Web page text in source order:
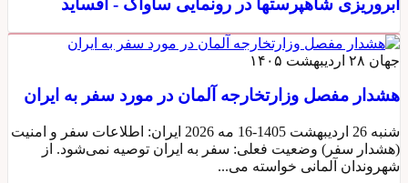
آبروریزی شاهپرستها در رونمایی ساواک - آفساید
جهان ۲۸ اردیبهشت ۱۴۰۵
هشدار مفصل وزارتخارجه آلمان در مورد سفر به ايران
شنبه 26 اردیبهشت 1405-16 مه 2026 ایران: اطلاعات سفر و امنیت
(هشدار سفر) وضعیت فعلی: سفر به ایران توصیه نمی‌شود. از
شهروندان آلمانی خواسته می...